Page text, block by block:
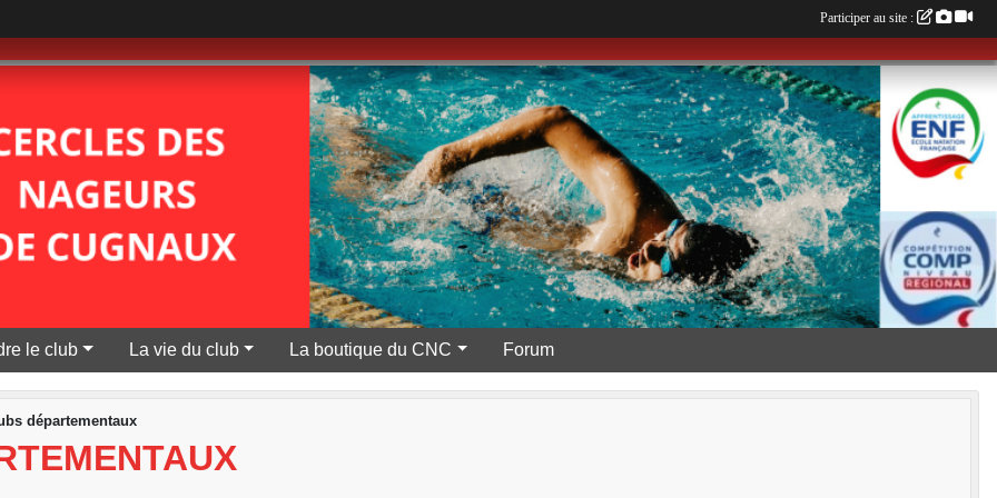
le club La vie du club La boutique du CNC Forum
départementaux
Participer au site :